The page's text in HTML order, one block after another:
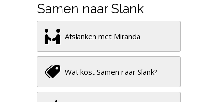
Samen naar Slank
Afslanken met Miranda
Wat kost Samen naar Slank?